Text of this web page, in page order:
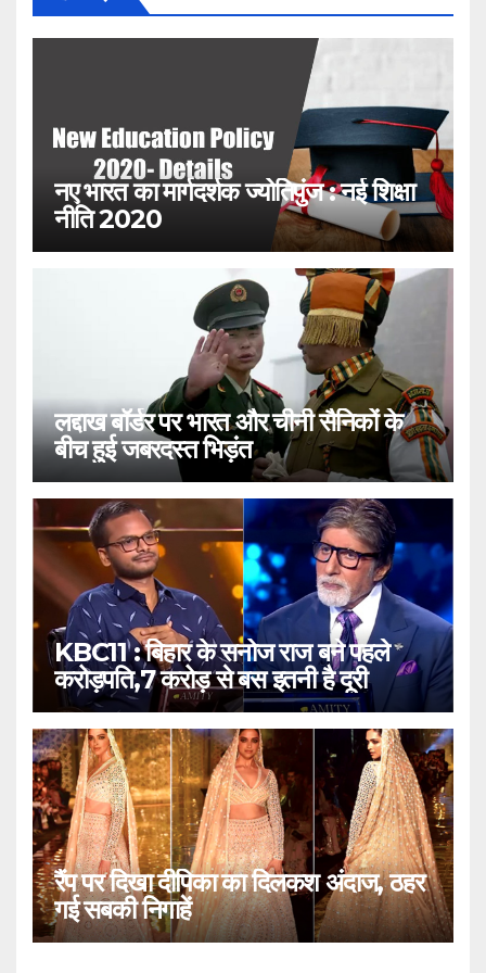
नए भारत का मार्गदर्शक ज्योतिपुंज : नई शिक्षा
नीति 2020
लद्दाख बॉर्डर पर भारत और चीनी सैनिकों के
बीच हुई जबरदस्त भिड़ंत
KBC11 : बिहार के सनोज राज बने पहले
करोड़पति,7 करोड़ से बस इतनी है दूरी
रैंप पर दिखा दीपिका का दिलकश अंदाज, ठहर
गई सबकी निगाहें